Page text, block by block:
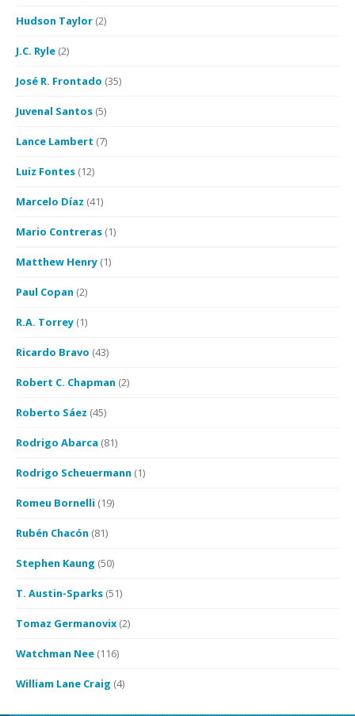
Hudson Taylor (2)
J.C. Ryle (2)
José R. Frontado (35)
Juvenal Santos (5)
Lance Lambert (7)
Luiz Fontes (12)
Marcelo Díaz (41)
Mario Contreras (1)
Matthew Henry (1)
Paul Copan (2)
R.A. Torrey (1)
Ricardo Bravo (43)
Robert C. Chapman (2)
Roberto Sáez (45)
Rodrigo Abarca (81)
Rodrigo Scheuermann (1)
Romeu Bornelli (19)
Rubén Chacón (81)
Stephen Kaung (50)
T. Austin-Sparks (51)
Tomaz Germanovix (2)
Watchman Nee (116)
William Lane Craig (4)